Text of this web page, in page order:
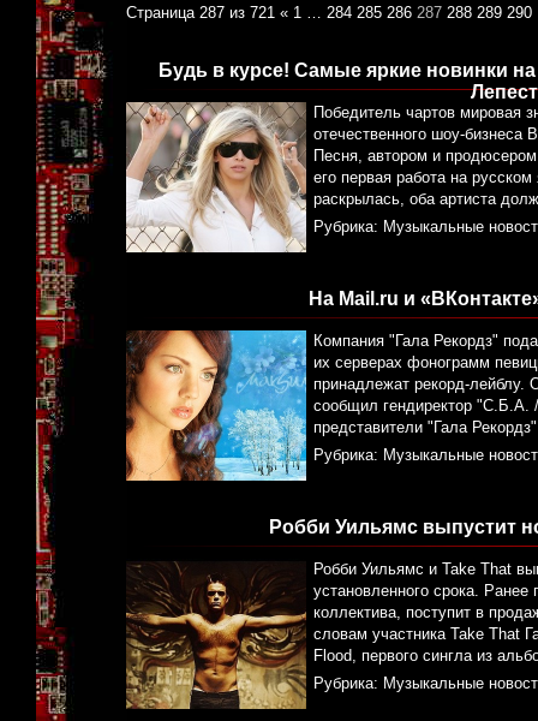
Страница 287 из 721 « 1 … 284 285 286 287 288 289 290
Будь в курсе! Самые яркие новинки
Победитель чартов мировая
отечественного шоу-
Песня, автором и
его первая работа на
раскрылась, оба артиста
Рубрика: Музыкальные
На Mail.ru и
Компания "Гала Рекордз"
их серверах фонограмм
принадлежат рекорд-лейблу.
сообщил гендиректор "С.Б.А.
представители "Гала
Рубрика: Музыкальные
Робби Уильямс выпустит
Робби Уильямс и Take That
установленного срока.
коллектива, поступит в
словам участника Take That
Flood, первого сингла из
Рубрика: Музыкальные